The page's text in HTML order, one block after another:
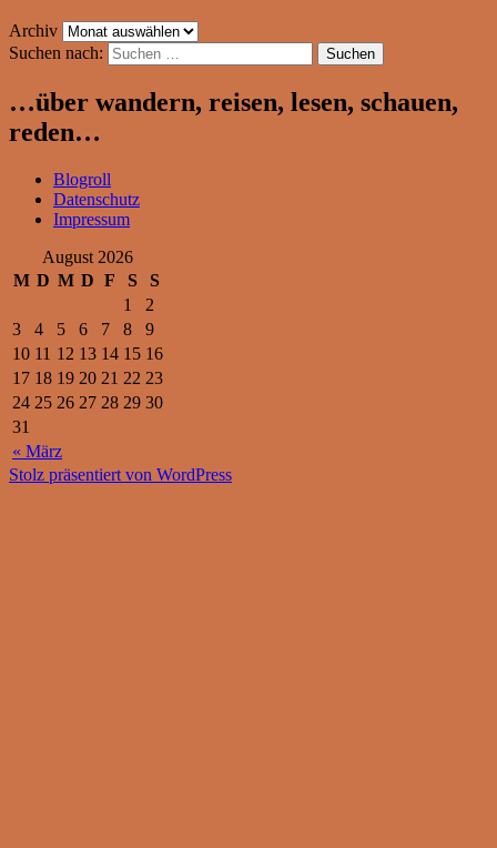
Archiv
Suchen nach:
…über wandern, reisen, lesen, schauen,
reden…
Blogroll
Datenschutz
Impressum
August 2026
M D M D F S S
« März
1
2
3
4 5 6 7 8
9
10 11 12 13 14 15 16
17 18 19 20 21 22 23
24 25 26 27 28 29 30
31
Stolz präsentiert von WordPress